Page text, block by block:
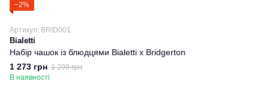
−2%
Артикул: BRID001
Bialetti
Набір чашок із блюдцями Bialetti x Bridgerton
1 273 грн 1 299 грн
В наявності